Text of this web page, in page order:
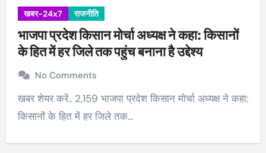
खबर-24x7 राजनीति
भाजपा प्रदेश किसान मोर्चा अध्यक्ष ने कहा: किसानों
के हित में हर जिले तक पहुंच बनाना है उद्देश्य
No Comments
खबर शेयर करें.. 2,159 भाजपा प्रदेश किसान मोर्चा अध्यक्ष ने कहा:
किसानों के हित में हर जिले तक…